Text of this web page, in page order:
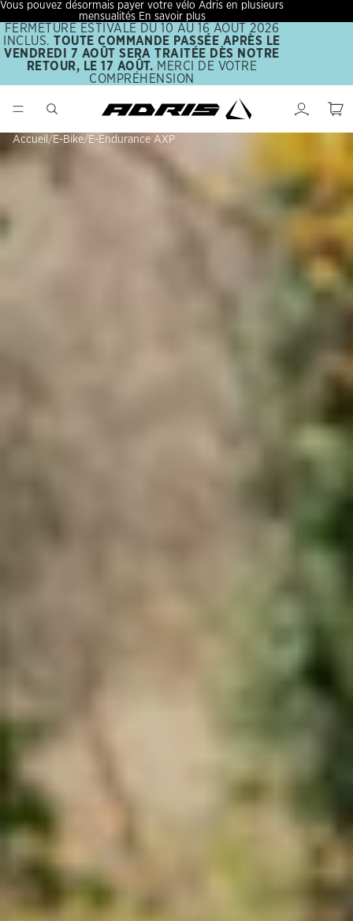
Vous pouvez désormais payer votre vélo Adris en plusieurs
mensualités En savoir plus
Vous pouvez désormais payer votre vélo
FERMETURE ESTIVALE DU 10 AU 16 AOÛT 2026
INCLUS.TOUTE COMMANDE PASSÉE APRÈS LE
VENDREDI 7 AOÛT SERA TRAITÉE DÈS NOTRE
RETOUR, LE 17 AOÛT. MERCI DE VOTRE
COMPRÉHENSION
Accueil /E-Bike/E-Endurance AXP